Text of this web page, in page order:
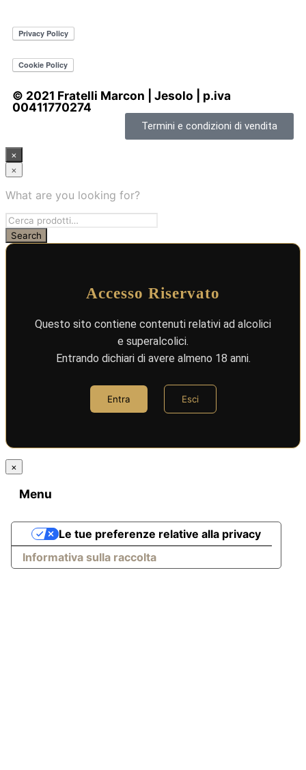
© 2021 Fratelli Marcon | Jesolo | p.iva
00411770274
Termini e condizioni di vendita
×
×
What are you looking for?
Accesso Riservato
Questo sito contiene contenuti relativi ad alcolici
e superalcolici.
Entrando dichiari di avere almeno 18 anni.
Entra Esci
×
Menu
Informativa sulla raccolta
Le tue preferenze relative alla privacy